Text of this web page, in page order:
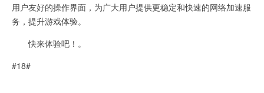
用户友好的操作界面，为广大用户提供更稳定和快速的网络加速服
务，提升游戏体验。
快来体验吧！。
#18#